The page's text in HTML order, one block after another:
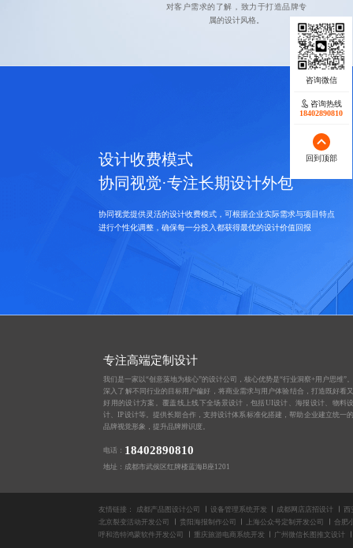
对客户需求的了解，致力于打造品牌专
属的设计风格。
设计收费模式
协同视觉·专注长期设计外包
协同视觉提供灵活的设计收费模式，可根据企业实际需求与项目特点
进行个性化调整，确保每一分投入都获得最优的设计价值回报
专注高端定制设计
我们是一家以“创意落地为核心”的设计公司，核心优势是“行业洞察+用户思维”
深入了解不同行业的目标用户偏好，将商业需求与用户体验结合，打造既好看
好用的设计方案。覆盖线上线下全场景设计，包括UI设计、海报设计、物料
计、IP设计等。提供长期合作，支持设计体系标准化搭建，帮助企业建立统一
品牌视觉形象，提升品牌辨识度。
电话： 18402890810
地址：成都市武侯区红牌楼蓝海B座1201
友情链接： 成都产品图设计公司 设备管理系统开发 成都网店店招设计
西
北京裂变活动开发公司
贵阳海报制作公司 上海公众号定制开发公司
合肥
呼和浩特鸿蒙软件开发公司
重庆旅游电商系统开发 广州微信长图推文设计
咨询热线
18402890810
回到顶部